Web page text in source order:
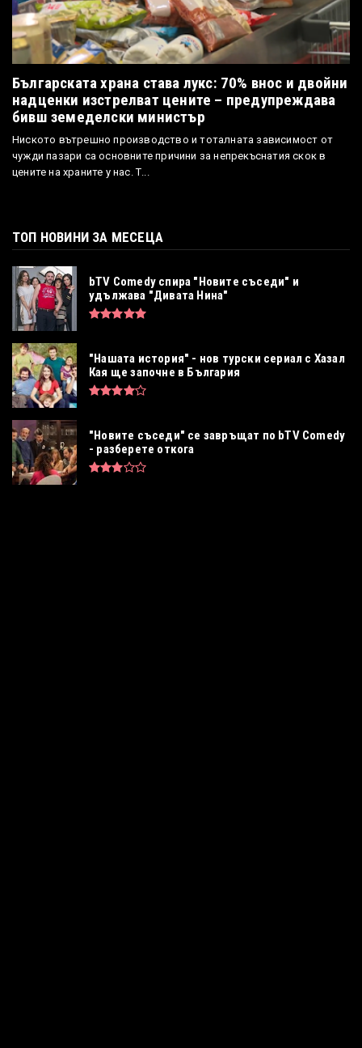
Българската храна става лукс: 70% внос и двойни
надценки изстрелват цените – предупреждава
бивш земеделски министър
Ниското вътрешно производство и тоталната зависимост от
чужди пазари са основните причини за непрекъснатия скок в
цените на храните у нас. Т...
ТОП НОВИНИ ЗА МЕСЕЦА
bTV Comedy спира "Новите съседи" и
удължава "Дивата Нина"
"Нашата история" - нов турски сериал с Хазал
Кая ще започне в България
"Новите съседи" се завръщат по bTV Comedy
- разберете откога